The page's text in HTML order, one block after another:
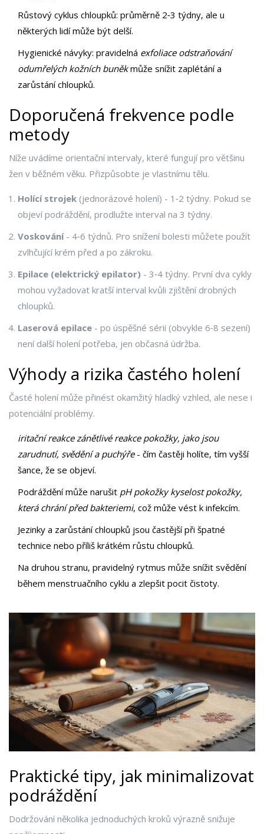
Růstový cyklus chloupků: průměrně 2‑3 týdny, ale u
některých lidí může být delší.
Hygienické návyky: pravidelná exfoliace odstraňování
odumřelých kožních buněkmůže snížit zaplétání a
zarůstání chloupků.
Doporučená frekvence podle
metody
Níže uvádíme orientační intervaly, které fungují pro většinu
žen v běžném věku. Přizpůsobte je vlastnímu tělu.
Holící strojek (jednorázové holení) - 1‑2 týdny. Pokud se
objeví podráždění, prodlužte interval na 3 týdny.
Voskování- 4‑6 týdnů. Pro snížení bolesti můžete použít
zvlhčující krém před a po zákroku.
Epilace (elektrický epilator) - 3‑4 týdny. První dva cykly
mohou vyžadovat kratší interval kvůli zjištění drobných
chloupků.
Laserová epilace - po úspěšné sérii (obvykle 6‑8 sezení)
není další holení potřeba, jen občasná údržba.
Výhody a rizika častého holení
Časté holení může přinést okamžitý hladký vzhled, ale nese i
potenciální problémy.
iritační reakce zánětlivé reakce pokožky, jako jsou
zarudnutí, svědění a puchýře- čím častěji holíte, tím vyšší
šance, že se objeví.
Podráždění může narušit pH pokožky kyselost pokožky,
která chrání před bakteriemi, což může vést k infekcím.
Jezinky a zarůstání chloupků jsou častější při špatné
technice nebo příliš krátkém růstu chloupků.
Na druhou stranu, pravidelný rytmus může snížit svědění
během menstruačního cyklu a zlepšit pocit čistoty.
Praktické tipy, jak minimalizovat
podráždění
Dodržování několika jednoduchých kroků výrazně snižuje